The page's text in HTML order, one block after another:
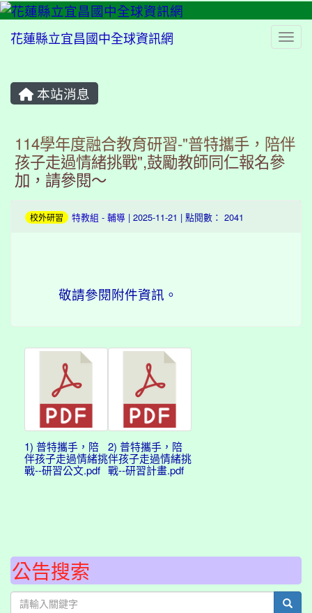
花蓮縣立宜昌國中全球資訊網
本站消息
114學年度融合教育研習-"普特攜手，陪伴
孩子走過情緒挑戰",鼓勵教師同仁報名參
加，請參閱～
校外研習 特教組 - 輔導 | 2025-11-21 | 點閱數： 2041
敬請參閱附件資訊。
1) 普特攜手，陪
伴孩子走過情緒挑
戰--研習公文.pdf
2) 普特攜手，陪
伴孩子走過情緒挑
戰--研習計畫.pdf
公告搜索